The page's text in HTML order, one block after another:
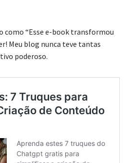
como “Esse e-book transformou
Meu blog nunca teve tantas
poderoso.